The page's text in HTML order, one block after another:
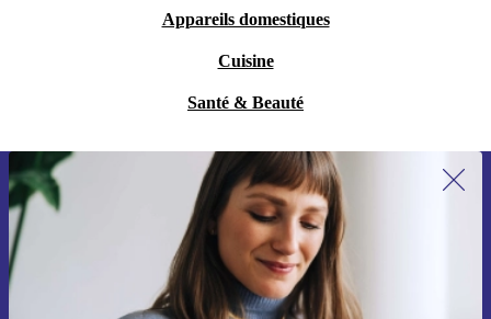
Appareils domestiques
Cuisine
Santé & Beauté
Recevoir offres et infos de refurbed
par mail
Ne manquez plus aucune offre.